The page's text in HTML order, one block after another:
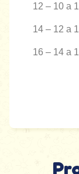
12 – 10 a
14 – 12 a
16 – 14 a